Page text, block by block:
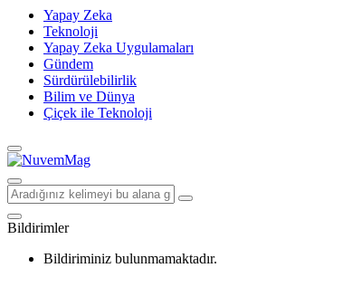
Yapay Zeka
Teknoloji
Yapay Zeka Uygulamaları
Gündem
Sürdürülebilirlik
Bilim ve Dünya
Çiçek ile Teknoloji
Bildirimler
Bildiriminiz bulunmamaktadır.